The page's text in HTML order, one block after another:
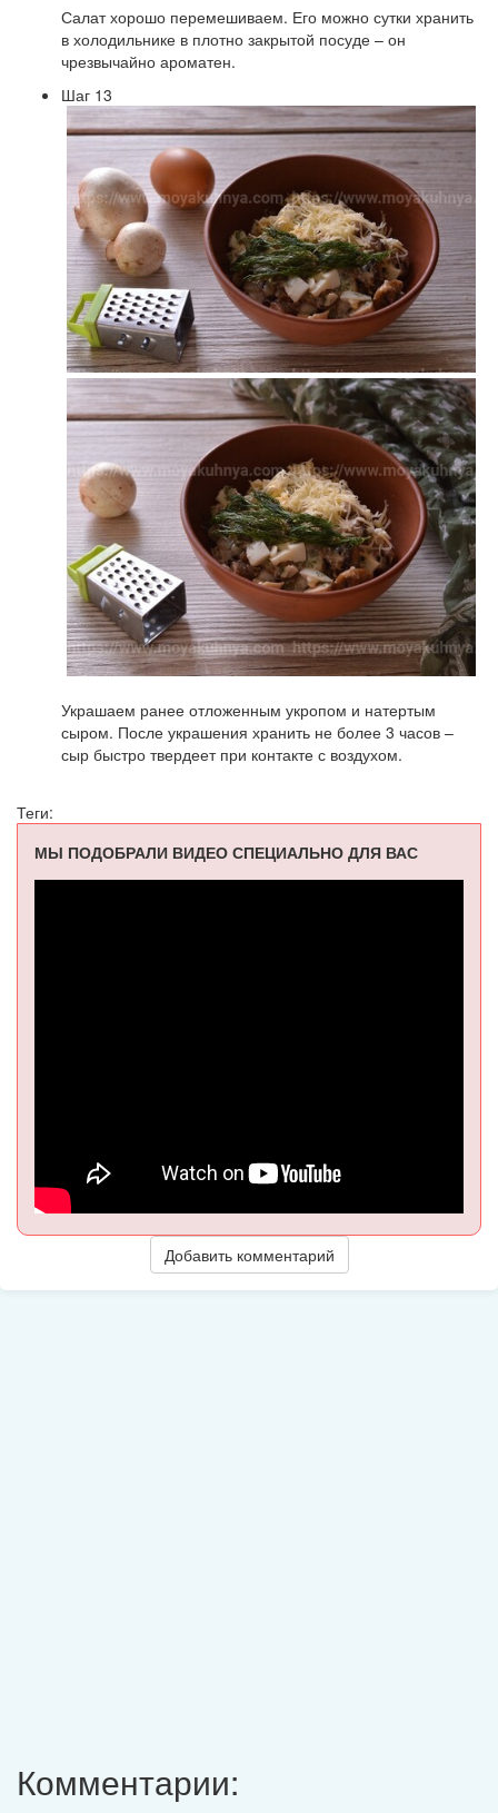
Салат хорошо перемешиваем. Его можно сутки хранить
в холодильнике в плотно закрытой посуде – он
чрезвычайно ароматен.
Шаг 13
Украшаем ранее отложенным укропом и натертым
сыром. После украшения хранить не более 3 часов –
сыр быстро твердеет при контакте с воздухом.
Теги:
МЫ ПОДОБРАЛИ ВИДЕО СПЕЦИАЛЬНО ДЛЯ ВАС
Добавить комментарий
Комментарии: